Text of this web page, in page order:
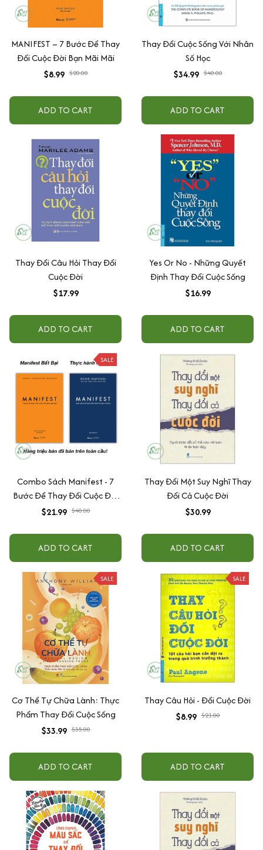
MANIFEST – 7 Bước Để Thay
Đổi Cuộc Đời Bạn Mãi Mãi
$8.99 $20.00
ADD TO CART
Thay Đổi Cuộc Sống Với Nhân
Số Học
$34.99 $40.00
ADD TO CART
Thay Đổi Câu Hỏi Thay Đổi
Cuộc Đời
$17.99
ADD TO CART
Yes Or No - Những Quyết
Định Thay Đổi Cuộc Sống
$16.99
ADD TO CART
SALE
Combo Sách Manifest - 7
Bước Để Thay Đổi Cuộc Đời
Bạn Mãi Mãi + Thực Hành Mở
Bạn (Bộ 2 Cuốn)
$21.99 $40.00
ADD TO CART
Thay Đổi Một Suy Nghĩ Thay
Đổi Cả Cuộc Đời
$30.99
ADD TO CART
SALE
Cơ Thể Tự Chữa Lành: Thực
Phẩm Thay Đổi Cuộc Sống
$33.99 $35.00
ADD TO CART
SALE
Thay Câu Hỏi - Đổi Cuộc Đời
$8.99 $21.00
ADD TO CART